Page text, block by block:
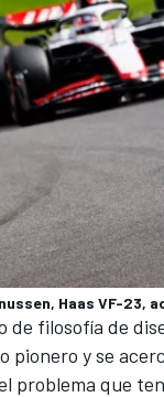
Haas VF-23,
de filosofía de
pionero yse
problema que